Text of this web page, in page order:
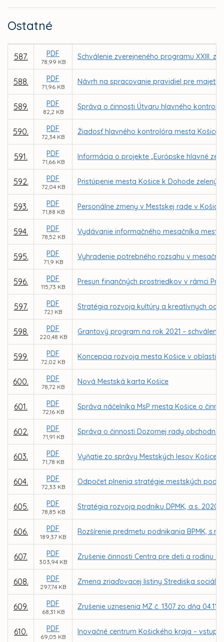
Ostatné
587. PDF
78,99 KB
Schválenie zverejneného programu XXIII.
588. PDF
71,96 KB
Návrh na spracovanie pravidiel pre
589. PDF
82,2 KB
Správa o činnosti Útvaru hlavného
590. PDF
72,34 KB
Žiadosť hlavného kontrolóra mesta Košice
591. PDF
71,66 KB
Informácia o projekte „Európske hlavné
592. PDF
72,04 KB
Pristúpenie mesta Košice k Dohode
593. PDF
71,88 KB
Personálne zmeny v Mestskej rade v
594. PDF
78,52 KB
Vydávanie informačného mesačníka mesta
595. PDF
71,9 KB
Vyhradenie potrebného rozsahu v
596. PDF
115,73 KB
Presun finančných prostriedkov v rámci
597. PDF
72,1 KB
Stratégia rozvoja kultúry a kreatívnych
598. PDF
220,48 KB
Grantový program na rok 2021 –
599. PDF
72,02 KB
Koncepcia rozvoja mesta Košice v oblasti
600. PDF
78,72 KB
Nová Mestská karta Košice
601. PDF
72,16 KB
Správa náčelníka MsP mesta Košice o
602. PDF
71,91 KB
Správa o činnosti Dozornej rady obchodnej
603. PDF
71,78 KB
Vyňatie zo správy Mestských lesov Košice
604. PDF
72,33 KB
Odpočet plnenia stratégie mestských
605. PDF
78,85 KB
Stratégia rozvoja podniku DPMK, a.s.
606. PDF
189,37 KB
Rozšírenie predmetu podnikania BPMK, s.r.o.
607. PDF
303,94 KB
Zrušenie činnosti Centra pre deti a rodinu v
608. PDF
297,74 KB
Zmena zriaďovacej listiny Strediska
609. PDF
68,31 KB
Zrušenie uznesenia MZ č. 1307 zo dňa
610. PDF
69,05 KB
Inovačné centrum Košického kraja – vstup